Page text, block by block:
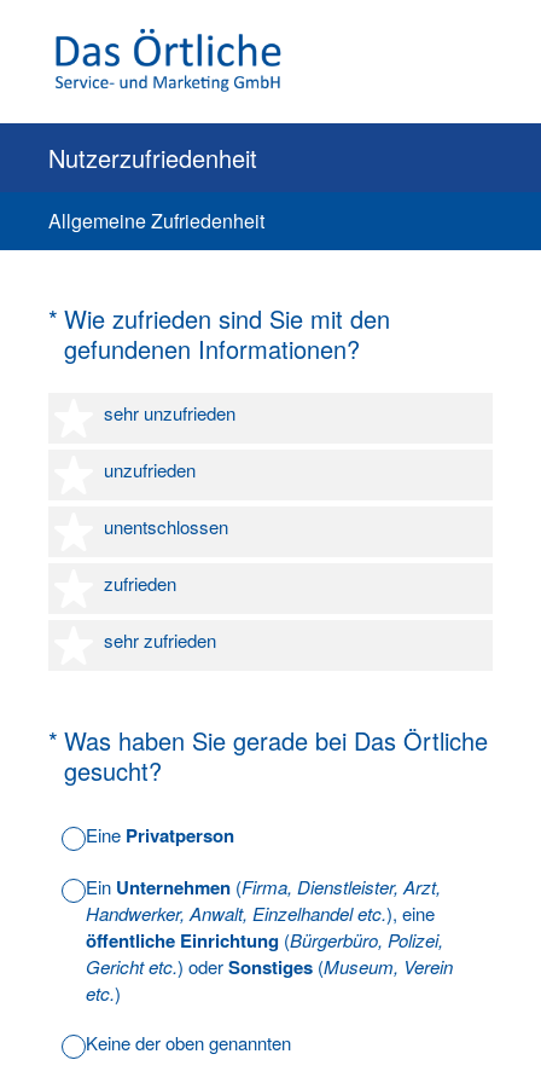
Nutzerzufriedenheit
Allgemeine Zufriedenheit
* Wie zufrieden sind Sie mit den
gefundenen Informationen?
(Erforderlich.)
sehr unzufrieden
1 Stern
unzufrieden
2 Sterne
unentschlossen
3 Sterne
zufrieden
4 Sterne
sehr zufrieden
5 Sterne
* Was haben Sie gerade bei Das Örtliche
gesucht?
(Erforderlich.)
Eine Privatperson
Ein Unternehmen (Firma, Dienstleister, Arzt,
Handwerker, Anwalt, Einzelhandel etc.), eine
öffentliche Einrichtung (Bürgerbüro, Polizei,
Gericht etc.) oderSonstiges (Museum, Verein
etc.)
Keine der oben genannten